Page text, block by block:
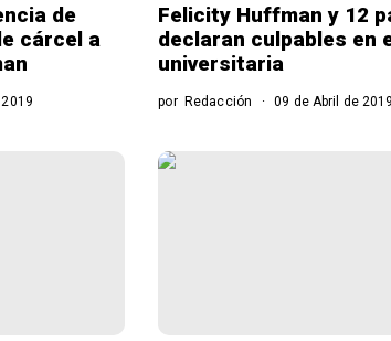
de
cárcel a
Felicity Huffman y 12
declaran culpables en
universitaria
por Redacción 09 de Abril de 2019